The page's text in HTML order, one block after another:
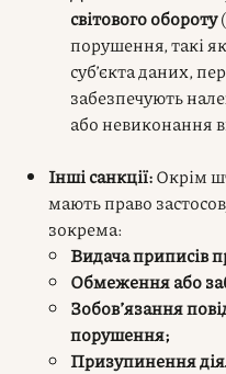
світового обороту
порушення, такі
суб’єкта даних,
забезпечують
або невиконання
Інші санкції:Окрім
мають право
зокрема:
Видача приписів
Обмеження або
Зобов’язання
порушення;
Призупинення